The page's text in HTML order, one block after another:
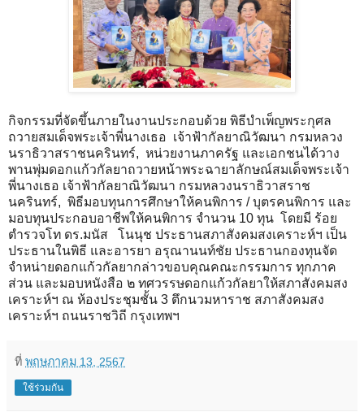
กิจกรรมที่จัดขึ้นภายในงานประกอบด้วย พิธีบำเพ็ญพระกุศล
ถวายสมเด็จพระเจ้าพี่นางเธอ เจ้าฟ้ากัลยาณิวัฒนา กรมหลวง
นราธิวาสราชนครินทร์, หน่วยงานภาครัฐ และเอกชนได้วาง
พานพุ่มดอกแก้วกัลยาถวายหน้าพระฉายาลักษณ์สมเด็จพระเจ้า
พี่นางเธอ เจ้าฟ้ากัลยาณิวัฒนา กรมหลวงนราธิวาสราช
นครินทร์, พิธีมอบทุนการศึกษาให้คนพิการ / บุตรคนพิการ และ
มอบทุนประกอบอาชีพให้คนพิการ จำนวน 10 ทุน โดยมี ร้อย
ตำรวจโท ดร.มนัส โนนุช ประธานสภาสังคมสงเคราะห์ฯ เป็น
ประธานในพิธี และอารยา อรุณานนท์ชัย ประธานกองทุนจัด
จำหน่ายดอกแก้วกัลยากล่าวขอบคุณคณะกรรมการ ทุกภาค
ส่วน และมอบหนังสือ ๒ ทศวรรษดอกแก้วกัลยาให้สภาสังคมสง
เคราะห์ฯ ณ ห้องประชุมชั้น 3 ตึกนวมหาราช สภาสังคมสง
เคราะห์ฯ ถนนราชวิถี กรุงเทพฯ
ที่ พฤษภาคม 13, 2567
ใช้ร่วมกัน